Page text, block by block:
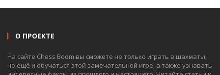
О ПРОЕКТЕ
На сайте Chess Boom вы сможете не только играть в шахматы,
но ещё и обучаться этой замечательной игре, а также узнавать